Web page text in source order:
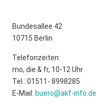
Bundesallee 42
10715 Berlin
Telefonzeiten:
mo, die & fr, 10-12 Uhr
Tel.: 01511- 8998285
E-Mail: buero@akf-info.de